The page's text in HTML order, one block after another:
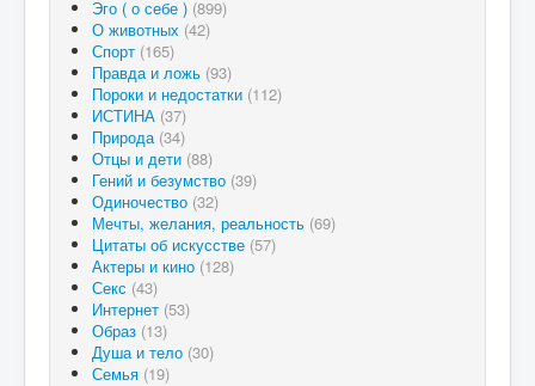
Эго ( о себе ) (899)
О животных (42)
Спорт (165)
Правда и ложь (93)
Пороки и недостатки (112)
ИСТИНА (37)
Природа (34)
Отцы и дети (88)
Гений и безумство (39)
Одиночество (32)
Мечты, желания, реальность (69)
Цитаты об искусстве (57)
Актеры и кино (128)
Секс (43)
Интернет (53)
Образ (13)
Душа и тело (30)
Семья (19)